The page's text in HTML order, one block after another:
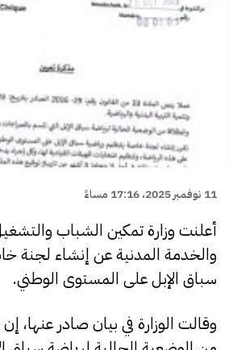
11 نوفمبر 2025، 17:16 مساءً
أعلنت وزارة تمكين الشباب
والخدمة المدنية عن إنشاء لجنة
سباق الإبل على المستوى الوطني.
وقالت الوزارة في بيان صادر عنها،